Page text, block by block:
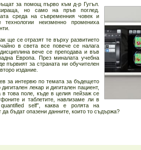
за помощ първо към д-р Гугъл.
но само на пръв поглед.
среда на съвременния човек и
неизменно промениха
ще се отразят те върху развитието
в света все повече се налага
вече се преподава и във
Европа. През миналата учебна
първият за страната ни обучителен
издание.
за интервю по темата за бъдещето
лекар и дигитален пациент,
в това поле, къде в целия пейзаж се
и таблетите, навлизаме ли в
self”, каква е ролята на
да бъдат опазени данните, които то съдържа?